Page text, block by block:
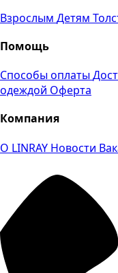
Взрослым Детям
Помощь
Способы оплаты
одеждой Оферта
Компания
О LINRAY Новости